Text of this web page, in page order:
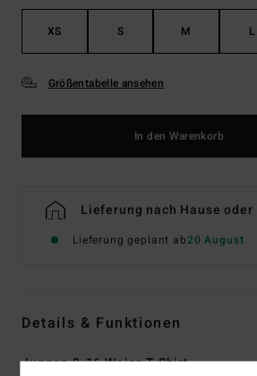
XS S M L
Größentabelle ansehen
In den Warenkorb
Lieferung nach Hause
Lieferung geplant ab20 August
Details & Funktionen
Jungen 8-16 Weiss T-Shirt